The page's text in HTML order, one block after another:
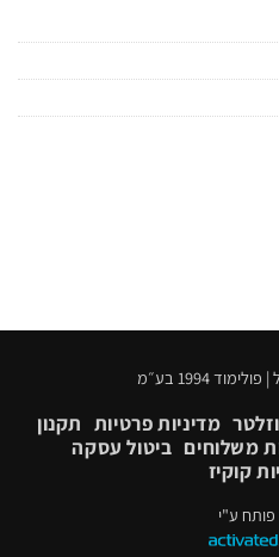
מדיניות פרטיות תקנון
משלוחים ביטול עסקה
קוקיז
ע"י